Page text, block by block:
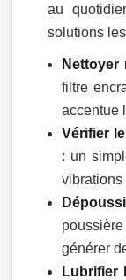
au
solutions
Nettoyer
filtre
accentue
Vérifier
: un
vibrations
générer
Lubrifier